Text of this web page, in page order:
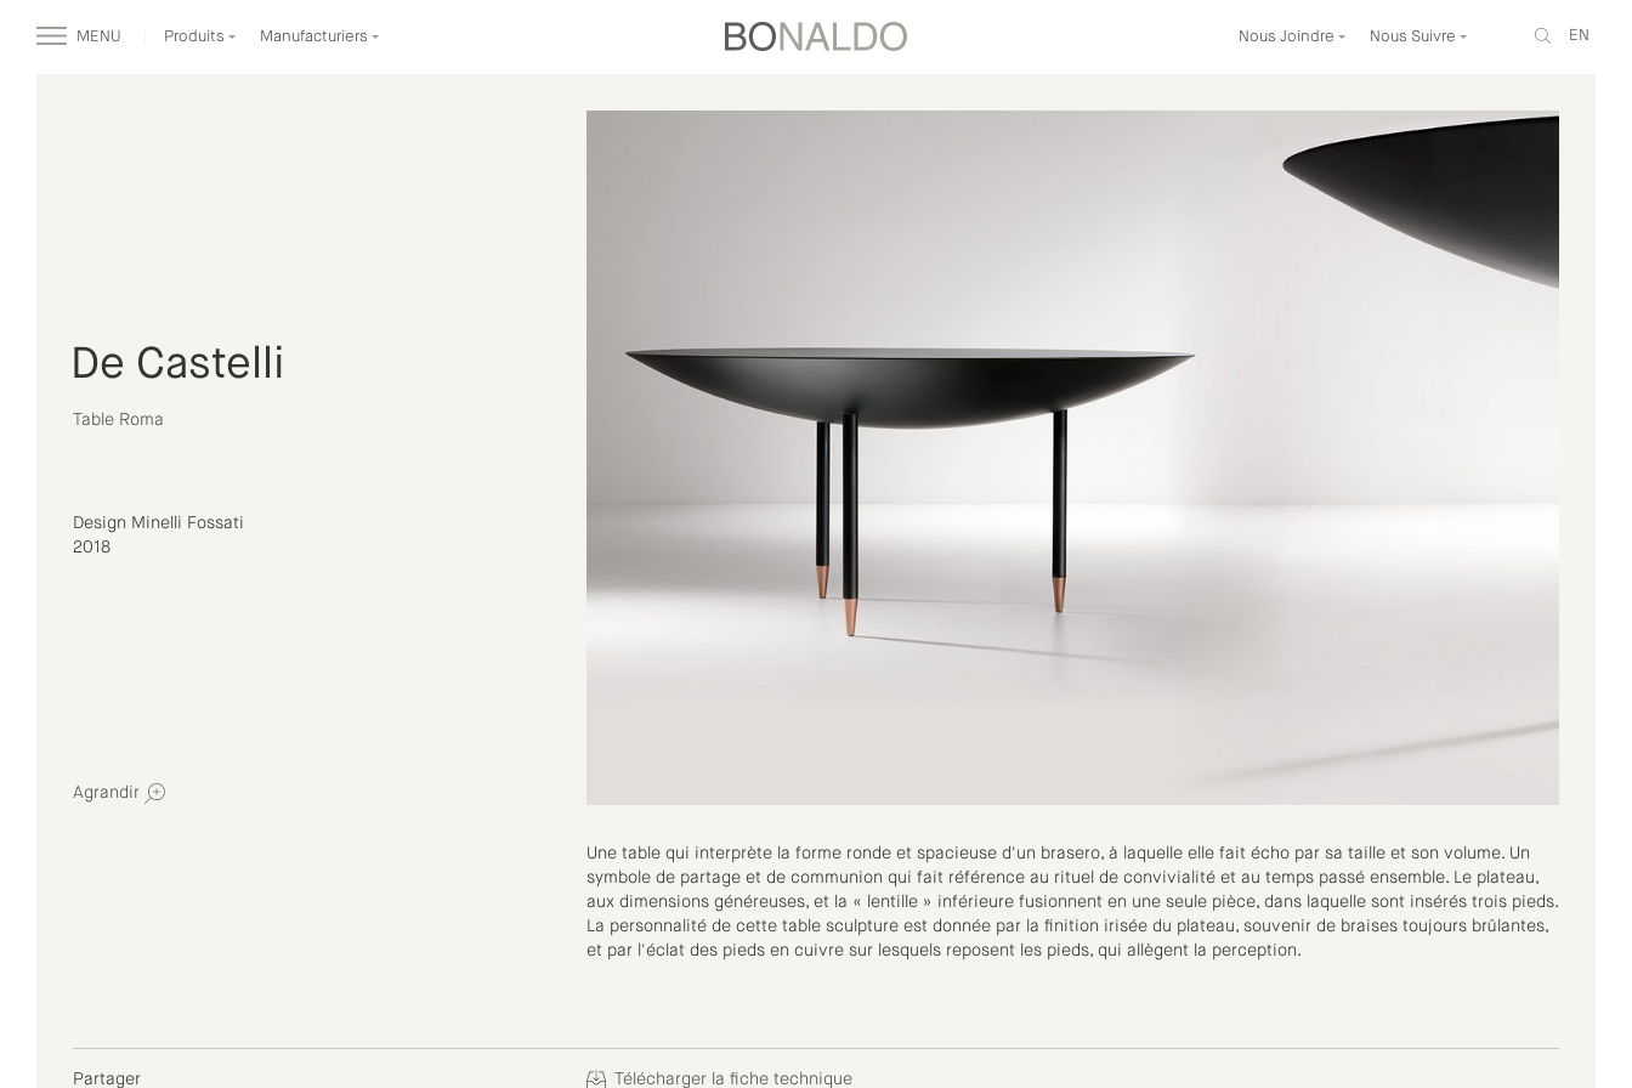
MENU Produits Manufacturiers Nous Joindre Nous Suivre EN
Agrandir
De Castelli
Table Roma
Design Minelli Fossati
2018
Une table qui interprète la forme ronde et spacieuse d'un brasero, à laquelle elle fait écho par sa taille et son volume. Un
symbole de partage et de communion qui fait référence au rituel de convivialité et au temps passé ensemble. Le plateau,
aux dimensions généreuses, et la « lentille » inférieure fusionnent en une seule pièce, dans laquelle sont insérés trois pieds.
La personnalité de cette table sculpture est donnée par la finition irisée du plateau, souvenir de braises toujours brûlantes,
et par l'éclat des pieds en cuivre sur lesquels reposent les pieds, qui allègent la perception.
Partager Télécharger la fiche technique